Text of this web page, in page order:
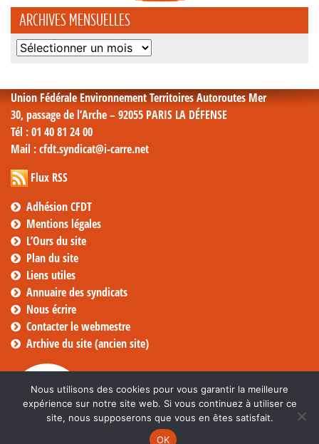
ARCHIVES MENSUELLES
Archives
Union Fédérale Environnement Territoires Autoroutes Mer
30, passage de l’Arche – 92055 PARIS LA DÉFENSE
Tél : 01 40 81 24 00
Mail : cfdt.syndicat@i-carre.net
Flux RSS
Adhésion CFDT
Mentions légales
L’Ours du site
Plan du site
Liens utiles
Annuaire des syndicats
Nous écrire
Contacter le webmestre
Archive du site (ancien site)
Nous utilisons des cookies pour vous garantir la meilleure
expérience sur notre site web. Si vous continuez à utiliser ce
site, nous supposerons que vous en êtes satisfait.
OK